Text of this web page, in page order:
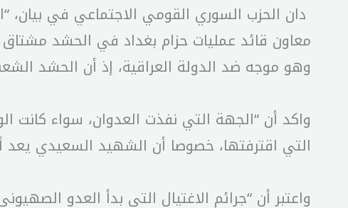
دان الحزب السوري القومي الاجتماعي في
معاون قائد عمليات حزام بغداد في الحشد مشتاق
وهو موجه ضد الدولة العراقية، إذ أن الحشد
واكد أن “الجهة التي نفذت العدوان، سواء كانت
التي اقترفتها، خصوصا أن الشهيد السعيدي يعد
واعتبر أن “جرائم الاغتيال التي بدأ العدو